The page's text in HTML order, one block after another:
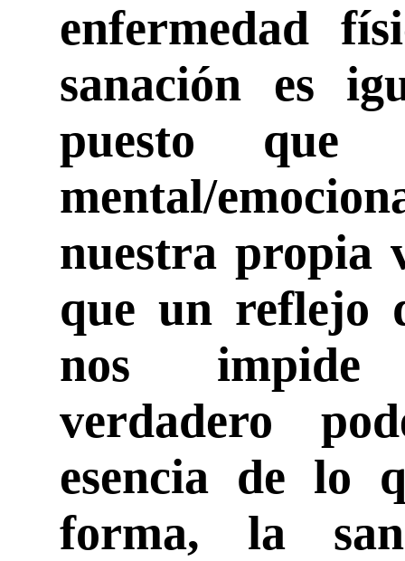
enfermedad
sanación es
puesto que
mental/
nuestra propia
que un reflejo
nos impide
verdadero
esencia de lo
forma, la